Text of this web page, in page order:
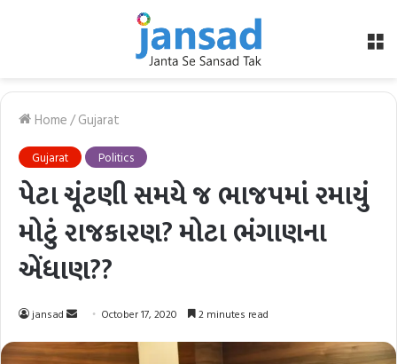
Home/Gujarat
Gujarat Politics
પેટા ચૂંટણી સમયે જ ભાજપમાં રમાયું
મોટું રાજકારણ? મોટા ભંગાણના
એંધાણ??
jansad
Send
email
October 17, 2020 2 minutes read